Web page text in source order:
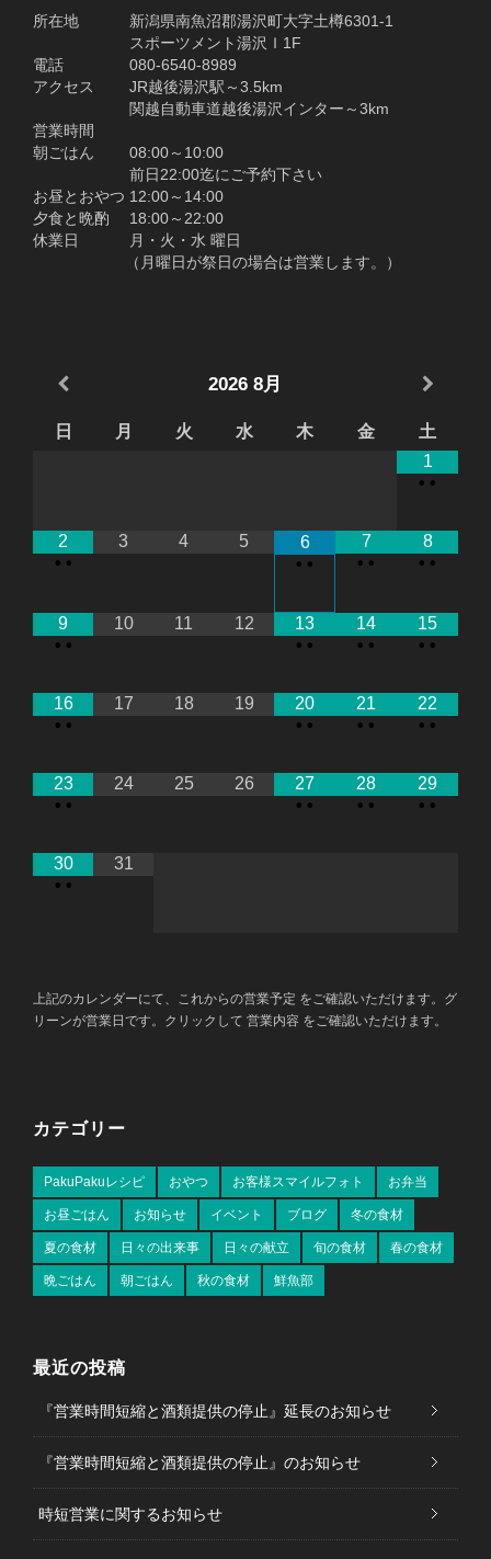
所在地 新潟県南魚沼郡湯沢町大字土樽6301-1
スポーツメント湯沢Ｉ1F
電話 080-6540-8989
アクセス JR越後湯沢駅～3.5km
関越自動車道越後湯沢インター～3km
営業時間
朝ごはん 08:00～10:00
前日22:00迄にご予約下さい
お昼とおやつ 12:00～14:00
夕食と晩酌 18:00～22:00
休業日 月・火・水 曜日
（月曜日が祭日の場合は営業します。）
2026 8月
日 月 火 水 木 金
土
1
• •
2
• •
3 4 5
6
• •
7
• •
8
• •
9
• •
10 11 12
13
• •
14
• •
15
• •
16
• •
17 18 19
20
• •
21
• •
22
• •
23
• •
24 25 26
27
• •
28
• •
29
• •
30
• •
31
上記のカレンダーにて、これからの営業予定 をご確認いただけます。グ
リーンが営業日です。クリックして 営業内容 をご確認いただけます。
カテゴリー
PakuPakuレシピ おやつ お客様スマイルフォト お弁当
お昼ごはん お知らせ イベント ブログ 冬の食材
夏の食材 日々の出来事 日々の献立 旬の食材 春の食材
晩ごはん 朝ごはん 秋の食材 鮮魚部
最近の投稿
『営業時間短縮と酒類提供の停止』延長のお知らせ
『営業時間短縮と酒類提供の停止』のお知らせ
時短営業に関するお知らせ